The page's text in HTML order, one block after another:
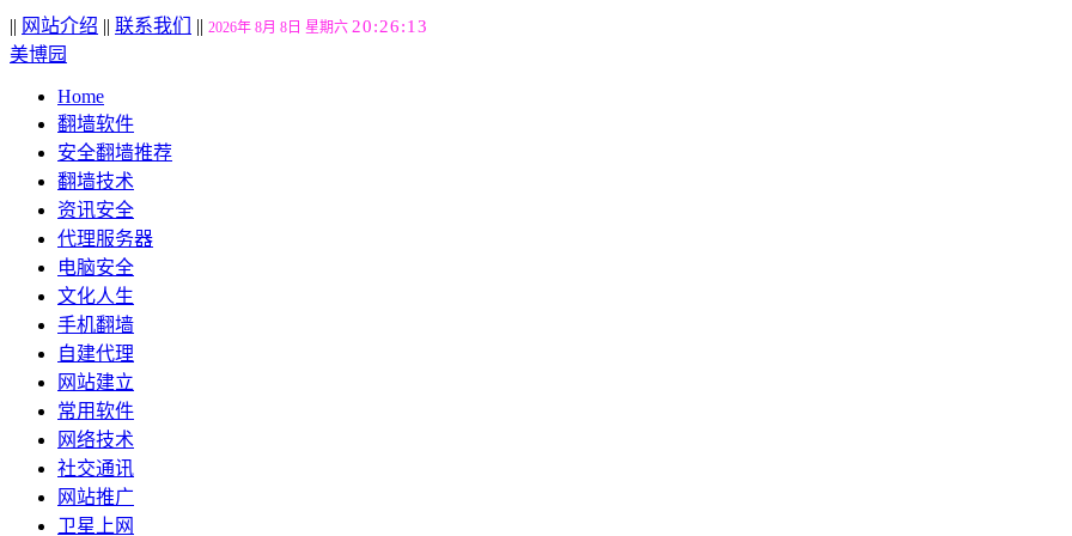
|| 网站介绍 || 联系我们 || 2026年 8月 8日 星期六 20:26:14
美博园
Home
翻墙软件
安全翻墙推荐
翻墙技术
资讯安全
代理服务器
电脑安全
文化人生
手机翻墙
自建代理
网站建立
常用软件
网络技术
社交通讯
网站推广
卫星上网